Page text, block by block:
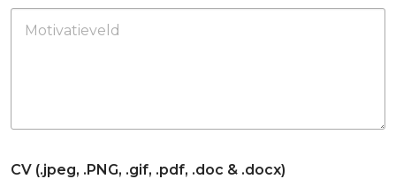
Motivatieveld
CV (.jpeg, .PNG, .gif, .pdf, .doc & .docx)